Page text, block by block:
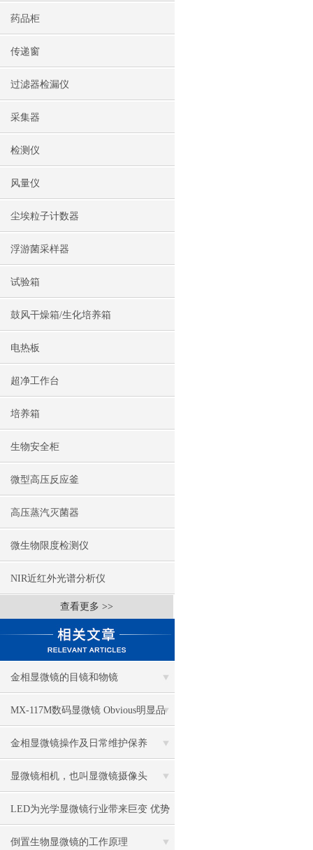
药品柜
传递窗
过滤器检漏仪
采集器
检测仪
风量仪
尘埃粒子计数器
浮游菌采样器
试验箱
鼓风干燥箱/生化培养箱
电热板
超净工作台
培养箱
生物安全柜
微型高压反应釜
高压蒸汽灭菌器
微生物限度检测仪
NIR近红外光谱分析仪
查看更多 >>
金相显微镜的目镜和物镜
MX-117M数码显微镜 Obvious明显品
牌值得推荐
金相显微镜操作及日常维护保养
显微镜相机，也叫显微镜摄像头
LED为光学显微镜行业带来巨变 优势
比传统卤素更明显
倒置生物显微镜的工作原理